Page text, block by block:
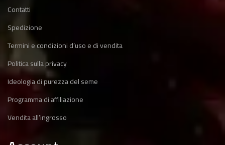
Contatti
Spedizione
Termini e condizioni d’uso e di vendita
Politica sulla privacy
Ideologia di purezza del seme
Programma di affiliazione
Vendita all’ingrosso